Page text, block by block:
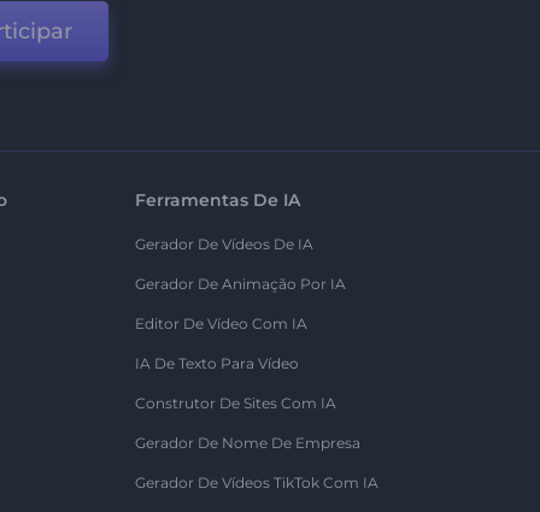
Ferramentas De IA
Gerador De Vídeos De IA
Gerador De Animação Por IA
Editor De Vídeo Com IA
IA De Texto Para Vídeo
Construtor De Sites Com IA
Gerador De Nome De Empresa
Gerador De Vídeos TikTok Com IA